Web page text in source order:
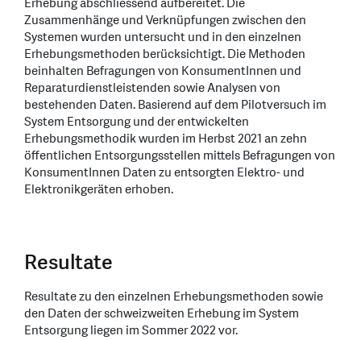
Zusammenhänge und Verknüpfungen zwischen den
Systemen wurden untersucht und in den einzelnen
Erhebungsmethoden berücksichtigt. Die Methoden
beinhalten Befragungen von KonsumentInnen und
Reparaturdienstleistenden sowie Analysen von
bestehenden Daten. Basierend auf dem Pilotversuch im
System Entsorgung und der entwickelten
Erhebungsmethodik wurden im Herbst 2021 an zehn
öffentlichen Entsorgungsstellen mittels Befragungen von
KonsumentInnen Daten zu entsorgten Elektro- und
Elektronikgeräten erhoben.
Resultate
Resultate zu den einzelnen Erhebungsmethoden sowie
den Daten der schweizweiten Erhebung im System
Entsorgung liegen im Sommer 2022 vor.